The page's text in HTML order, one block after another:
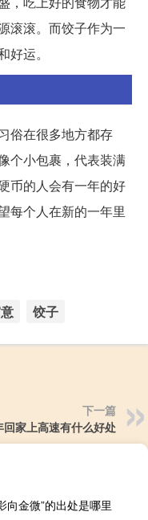
滚滚。而饺子作为一
运。
俗在很多地方都存
个小包裹，代表装满
币的人会有一年的好
每个人在新的一年里
饺子
下一篇
回家上高速有什么好处
向金微”的出处是哪里